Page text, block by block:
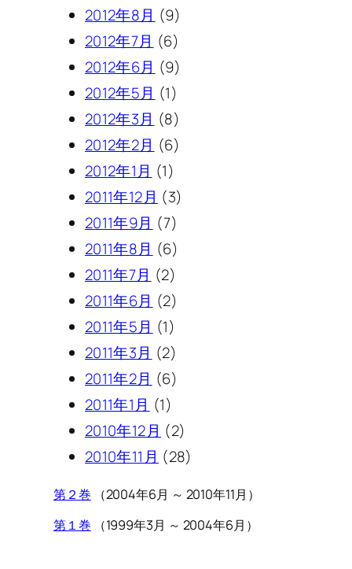
2012年8月 (9)
2012年7月 (6)
2012年6月 (9)
2012年5月 (1)
2012年3月 (8)
2012年2月 (6)
2012年1月 (1)
2011年12月 (3)
2011年9月 (7)
2011年8月 (6)
2011年7月 (2)
2011年6月 (2)
2011年5月 (1)
2011年3月 (2)
2011年2月 (6)
2011年1月 (1)
2010年12月 (2)
2010年11月 (28)
第２巻 （2004年6月 ～ 2010年11月）
第１巻 （1999年3月 ～ 2004年6月）